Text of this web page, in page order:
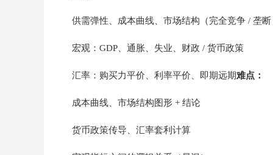
供需弹性、成本曲线、市场结构（完全竞争 / 垄断
宏观：GDP、通胀、失业、财政 / 货币政策
汇率：购买力平价、利率平价、即期远期难点：
成本曲线、市场结构图形 + 结论
货币政策传导、汇率套利计算